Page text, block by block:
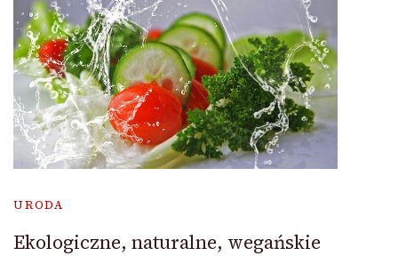
URODA
Ekologiczne, naturalne, wegańskie